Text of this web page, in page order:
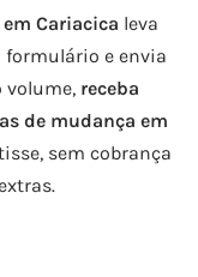
Cariacica leva
formulário e envia
volume, receba
de mudança em
sem cobrança